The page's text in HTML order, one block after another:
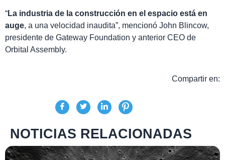
“La industria de la construcción en el espacio está en
auge, a una velocidad inaudita”, mencionó John Blincow,
presidente de Gateway Foundation y anterior CEO de
Orbital Assembly.
Compartir en:
NOTICIAS RELACIONADAS